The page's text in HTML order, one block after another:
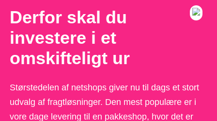
Derfor skal du
investere i et
omskifteligt ur
Størstedelen af netshops giver nu til dags et stort
udvalg af fragtløsninger. Den mest populære er i
vore dage levering til en pakkeshop, hvor det er